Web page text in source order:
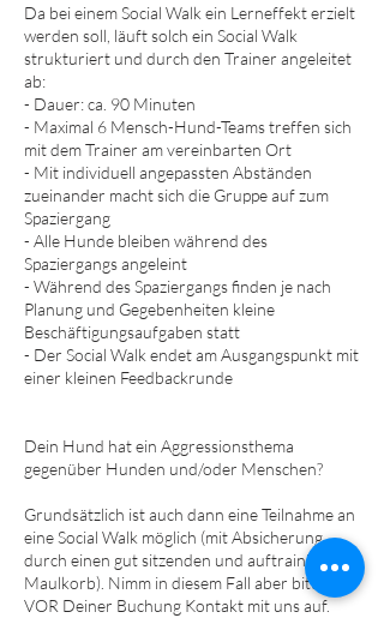
Da bei einem Social Walk ein Lerneffekt erzielt
werden soll, läuft solch ein Social Walk
strukturiert und durch den Trainer angeleitet
ab:
- Dauer: ca. 90 Minuten
- Maximal 6 Mensch-Hund-Teams treffen sich
mit dem Trainer am vereinbarten Ort
- Mit individuell angepassten Abständen
zueinander macht sich die Gruppe auf zum
Spaziergang
- Alle Hunde bleiben während des
Spaziergangs angeleint
- Während des Spaziergangs finden je nach
Planung und Gegebenheiten kleine
Beschäftigungsaufgaben statt
- Der Social Walk endet am Ausgangspunkt mit
einer kleinen Feedbackrunde
Dein Hund hat ein Aggressionsthema
gegenüber Hunden und/oder Menschen?
Grundsätzlich ist auch dann eine Teilnahme an
eine Social Walk möglich (mit Absicherung
durch einen gut sitzenden und auftrainiertem
Maulkorb). Nimm in diesem Fall aber bitte
VOR Deiner Buchung Kontakt mit uns auf.